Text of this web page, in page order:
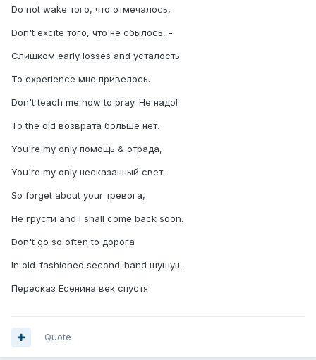
Do not wake того, что отмечалось,
Don't excite того, что не сбылось, -
Слишком early losses and усталость
To experience мне привелось.
Don't teach me how to pray. Не надо!
To the old возврата больше нет.
You're my only помощь & отрада,
You're my only несказанный свет.
So forget about your тревога,
Не грусти and I shall come back soon.
Don't go so often to дорога
In old-fashioned second-hand шушун.
Пересказ Есенина век спустя
Quote